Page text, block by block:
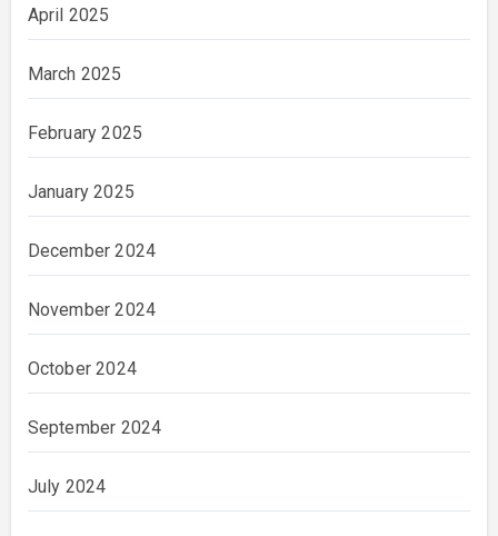
April 2025
March 2025
February 2025
January 2025
December 2024
November 2024
October 2024
September 2024
July 2024